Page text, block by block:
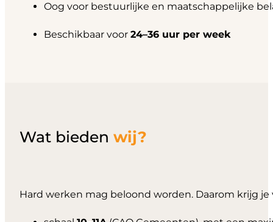
Oog voor bestuurlijke en maatschappelijke
Beschikbaar voor 24–36 uur per week
Wat bieden wij?
Hard werken mag beloond worden. Daarom krijg je